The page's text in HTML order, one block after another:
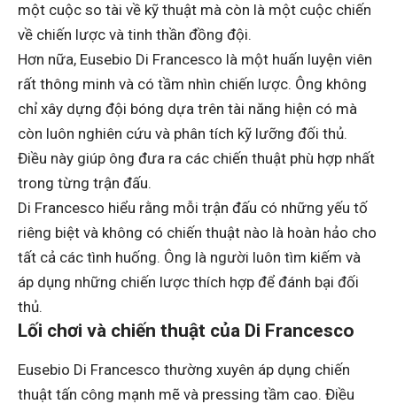
một cuộc so tài về kỹ thuật mà còn là một cuộc chiến
về chiến lược và tinh thần đồng đội.
Hơn nữa, Eusebio Di Francesco là một huấn luyện viên
rất thông minh và có tầm nhìn chiến lược. Ông không
chỉ xây dựng đội bóng dựa trên tài năng hiện có mà
còn luôn nghiên cứu và phân tích kỹ lưỡng đối thủ.
Điều này giúp ông đưa ra các chiến thuật phù hợp nhất
trong từng trận đấu.
Di Francesco hiểu rằng mỗi trận đấu có những yếu tố
riêng biệt và không có chiến thuật nào là hoàn hảo cho
tất cả các tình huống. Ông là người luôn tìm kiếm và
áp dụng những chiến lược thích hợp để đánh bại đối
thủ.
Lối chơi và chiến thuật của Di Francesco
Eusebio Di Francesco thường xuyên áp dụng chiến
thuật tấn công mạnh mẽ và pressing tầm cao. Điều